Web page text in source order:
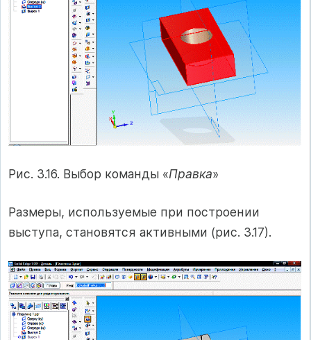
Рис. 3.16. Выбор команды «Правка»
Размеры, используемые при построении
выступа, становятся активными (рис. 3.17).